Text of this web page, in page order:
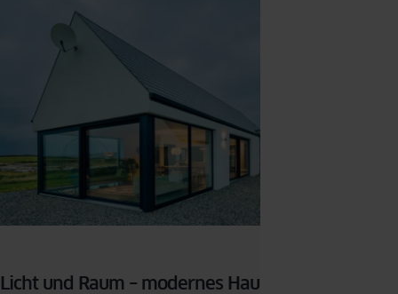
Licht und Raum – modernes Haus in Irland